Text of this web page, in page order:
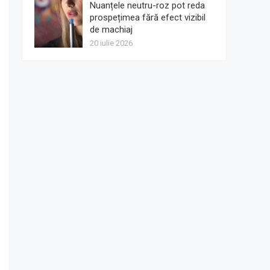
Nuanțele neutru-roz pot reda
prospețimea fără efect vizibil
de machiaj
20 iulie 2026